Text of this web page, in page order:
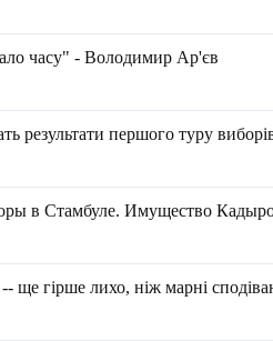
часу" - Володимир Ар'єв
результати першого туру
в Стамбуле. Имущество
-- ще гірше лихо, ніж марні